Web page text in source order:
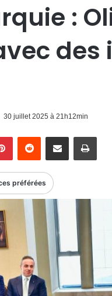
:
des
30 juillet 2025 à 21h12min
PinterestReddit Partager par email
préférées